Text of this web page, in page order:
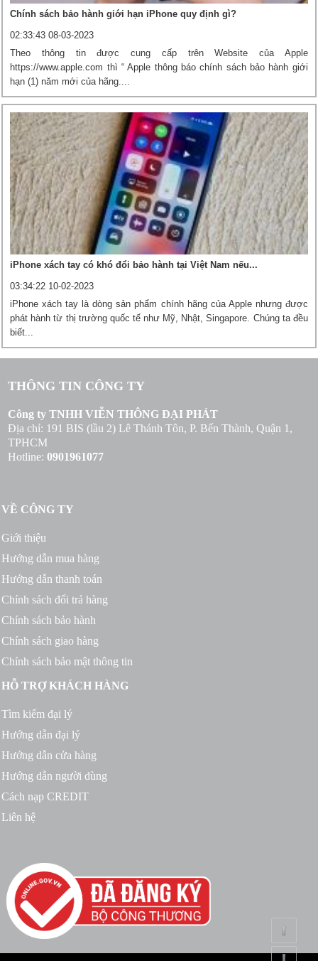
Chính sách bảo hành giới hạn iPhone quy định gì?
02:33:43 08-03-2023
Theo thông tin được cung cấp trên Website của Apple
https://www.apple.com thì “ Apple thông báo chính sách bảo hành giới
hạn (1) năm mới của hãng....
iPhone xách tay có khó đổi bảo hành tại Việt Nam nếu...
03:34:22 10-02-2023
iPhone xách tay là dòng sản phẩm chính hãng của Apple nhưng được
phát hành từ thị trường quốc tế như Mỹ, Nhật, Singapore. Chúng ta đều
biết...
THÔNG TIN CÔNG TY
Công ty TNHH VIỄN THÔNG ĐẠI PHÁT
Địa chỉ: 191 BIS (lầu 2) Lê Thánh Tôn, P. Bến Thành, Quận 1,
TPHCM
Hotline:0901961077
VỀ CÔNG TY
Giới thiệu
Hướng dẫn mua hàng
Hướng dẫn thanh toán
Chính sách đổi trả hàng
Chính sách bảo hành
Chính sách giao hàng
Chính sách bảo mật thông tin
HỖ TRỢ KHÁCH HÀNG
Tìm kiếm đại lý
Hướng dẫn đại lý
Hướng dẫn cửa hàng
Hướng dẫn người dùng
Cách nạp CREDIT
Liên hệ